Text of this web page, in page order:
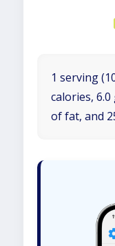
1 serving
calories,
of fat, and